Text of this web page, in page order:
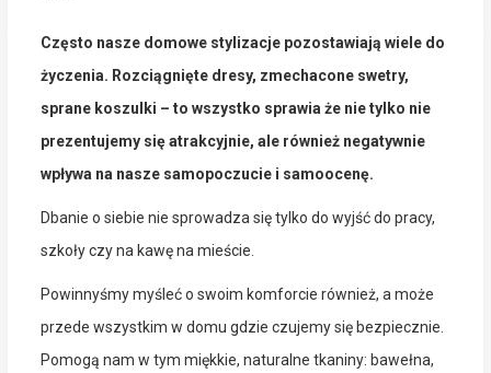
Często nasze domowe stylizacje pozostawiają wiele do
życzenia. Rozciągnięte dresy, zmechacone swetry,
sprane koszulki – to wszystko sprawia że nie tylko nie
prezentujemy się atrakcyjnie, ale również negatywnie
wpływa na nasze samopoczucie i samoocenę.
Dbanie o siebie nie sprowadza się tylko do wyjść do pracy,
szkoły czy na kawę na mieście.
Powinnyśmy myśleć o swoim komforcie również, a może
przede wszystkim w domu gdzie czujemy się bezpiecznie.
Pomogą nam w tym miękkie, naturalne tkaniny: bawełna,